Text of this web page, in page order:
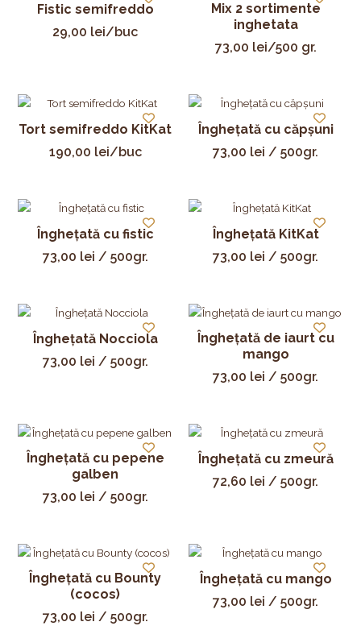
Fistic semifreddo
29,00 lei/buc
Mix 2 sortimente
inghetata
73,00 lei/500 gr.
Tort semifreddo KitKat
190,00 lei/buc
Înghețată cu căpșuni
73,00 lei / 500gr.
Înghețată cu fistic
73,00 lei / 500gr.
Înghețată KitKat
73,00 lei / 500gr.
Înghețată Nocciola
73,00 lei / 500gr.
Înghețată de iaurt cu
mango
73,00 lei / 500gr.
Înghețată cu pepene
galben
73,00 lei / 500gr.
Înghețată cu zmeură
72,60 lei / 500gr.
Înghețată cu Bounty
(cocos)
73,00 lei / 500gr.
Înghețată cu mango
73,00 lei / 500gr.